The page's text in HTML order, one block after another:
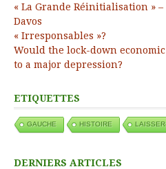
« La Grande Réinitialisation »
Davos
« Irresponsables »?
Would the lock-down
to a major depression?
ETIQUETTES
GAUCHE HISTOIRE
DERNIERS ARTICLES